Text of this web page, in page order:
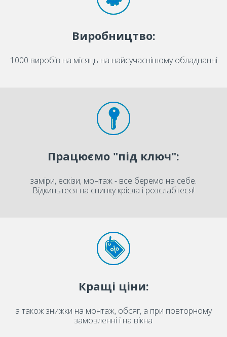
Виробництво:
1000 виробів на місяць на найсучаснішому обладнанні
Працюємо "під ключ":
заміри, ескізи, монтаж - все беремо на себе.
Відкиньтеся на спинку крісла і розслабтеся!
Кращі ціни:
а також знижки на монтаж, обсяг, а при повторному
замовленні і на вікна